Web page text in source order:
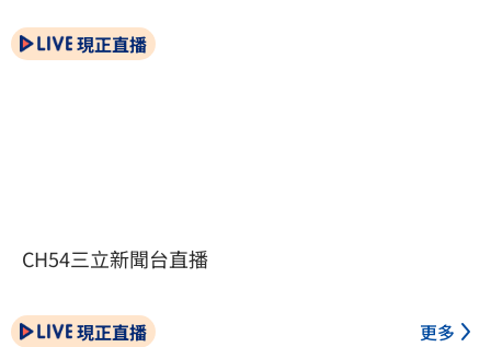
現正直播
CH54三立新聞台直播
現正直播 更多